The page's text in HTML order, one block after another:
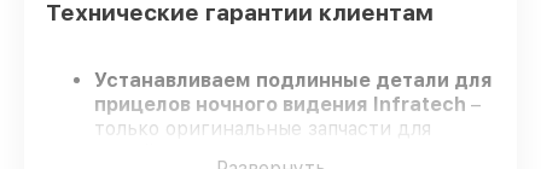
Технические гарантии клиентам
Устанавливаем подлинные детали для
прицелов ночного видения Infratech –
только оригинальные запчасти для